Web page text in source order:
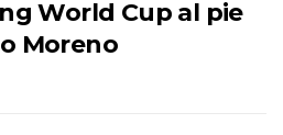
World Cup al pie
Moreno